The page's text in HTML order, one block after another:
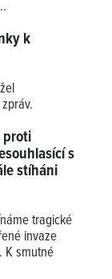
k
proti
s
stíháni
tragické
invaze
K smutné